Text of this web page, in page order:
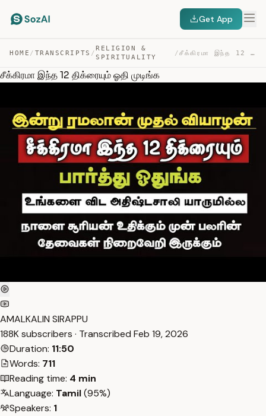
Get App
HOME / TRANSCRIPTS /
RELIGION &
SPIRITUALITY
/ சீக்கிரமா இந்த 12 திக்ரையும் ஓதி முடிங்க — TRANSCRIPT
சீக்கிரமா இந்த 12 திக்ரையும் ஓதி முடிங்க
AMALKALIN SIRAPPU
188K subscribers · Transcribed Feb 19, 2026
Duration: 11:50
Words: 711
Reading time: 4 min
Language: Tamil(95%)
Speakers: 1